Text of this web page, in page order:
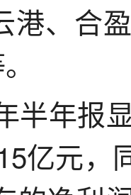
港、合
半年报
亿元，